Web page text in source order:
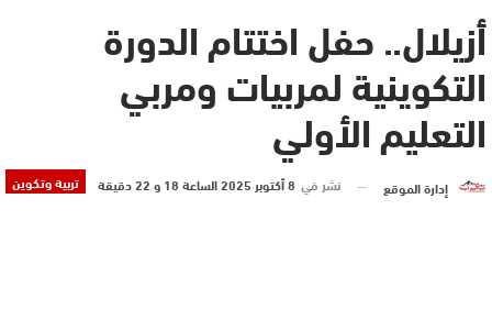
أزيلال.. حفل اختتام الدورة
التكوينية لمربيات ومربي
التعليم الأولي
تربية وتكوين إدارة الموقع نشر في 8 أكتوبر 2025 الساعة 18 و 22 دقيقة